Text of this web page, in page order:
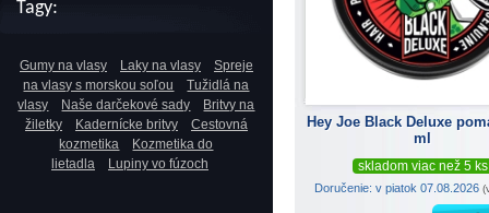
Tagy:
Gumy na vlasy Laky na vlasy
Spreje
na vlasy s morskou soľou
Tužidlá na
vlasy
Naše darčekové sady
Britvy na
žiletky
Kadernícke britvy
Cestovná
kozmetika
Kozmetika do
lietadla
Lupiny vo fúzoch
Hey Joe Black Deluxe
ml
skladom viac než 5 ks
Doručenie: v piatok 07.08.2026